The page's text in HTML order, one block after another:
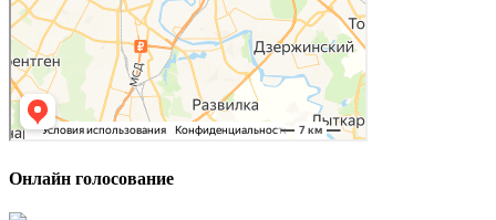
Онлайн голосование